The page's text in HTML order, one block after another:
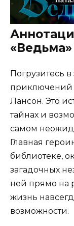
Погрузитесь
приключений
Лансон. Это
тайнах и
самом
Главная
библиотеке,
загадочных
ней прямо на
жизнь
возможности.